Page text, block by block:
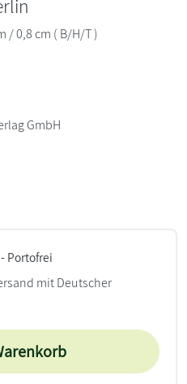
/ 0,8 cm ( B/H/T )
GmbH
- Portofrei
mit Deutscher